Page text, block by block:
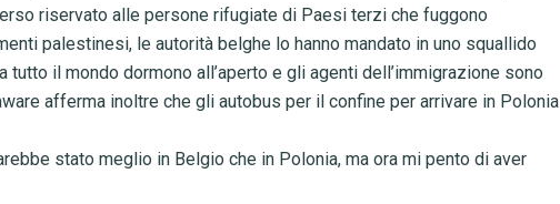
riservato alle persone rifugiate di Paesi terzi che fuggono
palestinesi, le autorità belghe lo hanno mandato in uno squallido
il mondo dormono all’aperto e gli agenti dell’immigrazione sono
afferma inoltre che gli autobus per il confine per arrivare in Polonia
stato meglio in Belgio che in Polonia, ma ora mi pento di aver